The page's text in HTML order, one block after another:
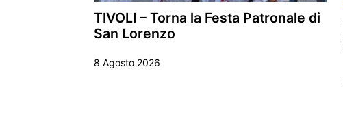
TIVOLI – Torna la Festa Patronale di
San Lorenzo
8 Agosto 2026